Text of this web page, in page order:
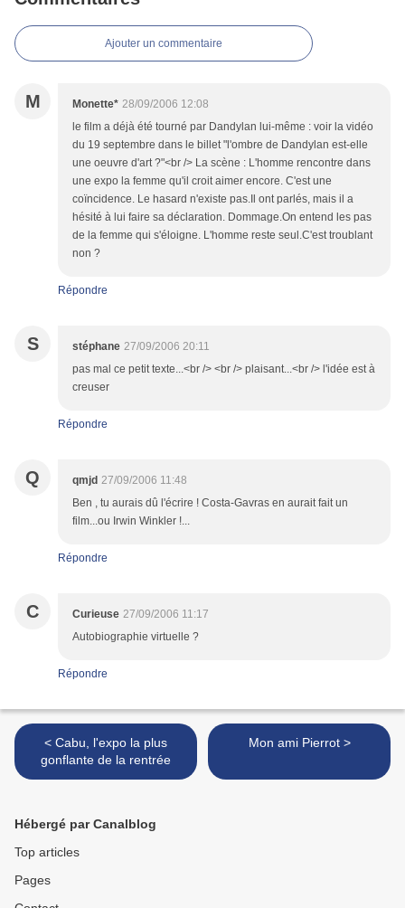
Ajouter un commentaire
M Monette* 28/09/2006 12:08
le film a déjà été tourné par Dandylan lui-même : voir la vidéo
du 19 septembre dans le billet "l'ombre de Dandylan est-elle
une oeuvre d'art ?"<br /> La scène : L'homme rencontre dans
une expo la femme qu'il croit aimer encore. C'est une
coïncidence. Le hasard n'existe pas.Il ont parlés, mais il a
hésité à lui faire sa déclaration. Dommage.On entend les pas
de la femme qui s'éloigne. L'homme reste seul.C'est troublant
non ?
Répondre
S stéphane 27/09/2006 20:11
pas mal ce petit texte...<br /> <br /> plaisant...<br /> l'idée est à
creuser
Répondre
Q qmjd 27/09/2006 11:48
Ben , tu aurais dû l'écrire ! Costa-Gavras en aurait fait un
film...ou Irwin Winkler !...
Répondre
C Curieuse 27/09/2006 11:17
Autobiographie virtuelle ?
Répondre
< Cabu, l'expo la plus
gonflante de la rentrée
Mon ami Pierrot >
Hébergé par Canalblog
Top articles
Pages